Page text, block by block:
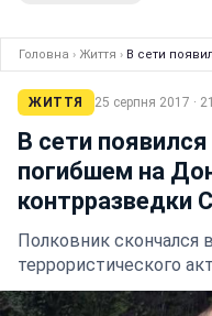
Головна › Життя › В сети
ЖИТТЯ 25 серпня 2017 ·
В сети
погибшем на
контрразведки
Полковник скончался
террористического